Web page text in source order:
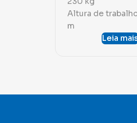
Altura de
m
Leia